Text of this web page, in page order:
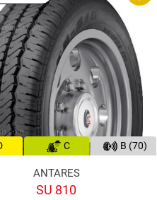
C B (70)
ANTARES
SU 810